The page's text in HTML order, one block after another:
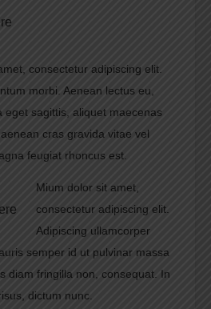
consectetur adipiscing elit.
morbi. Aenean lectus eu,
eget sagittis, aliquet maecenas
cras gravida vitae vel
feugiat rhoncus est.
Mium dolor sit amet,
consectetur adipiscing elit.
Adipiscing ullamcorper
semper id ut pulvinar massa
diam fringilla non, consequat. In
dictum nunc.